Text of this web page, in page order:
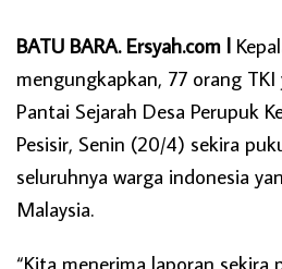
BATU BARA. Ersyah.com l
mengungkapkan, 77 orang
Pantai Sejarah Desa Perupuk
Pesisir, Senin (20/4) sekira
seluruhnya warga indonesia
Malaysia.
“Kita menerima laporan sekira